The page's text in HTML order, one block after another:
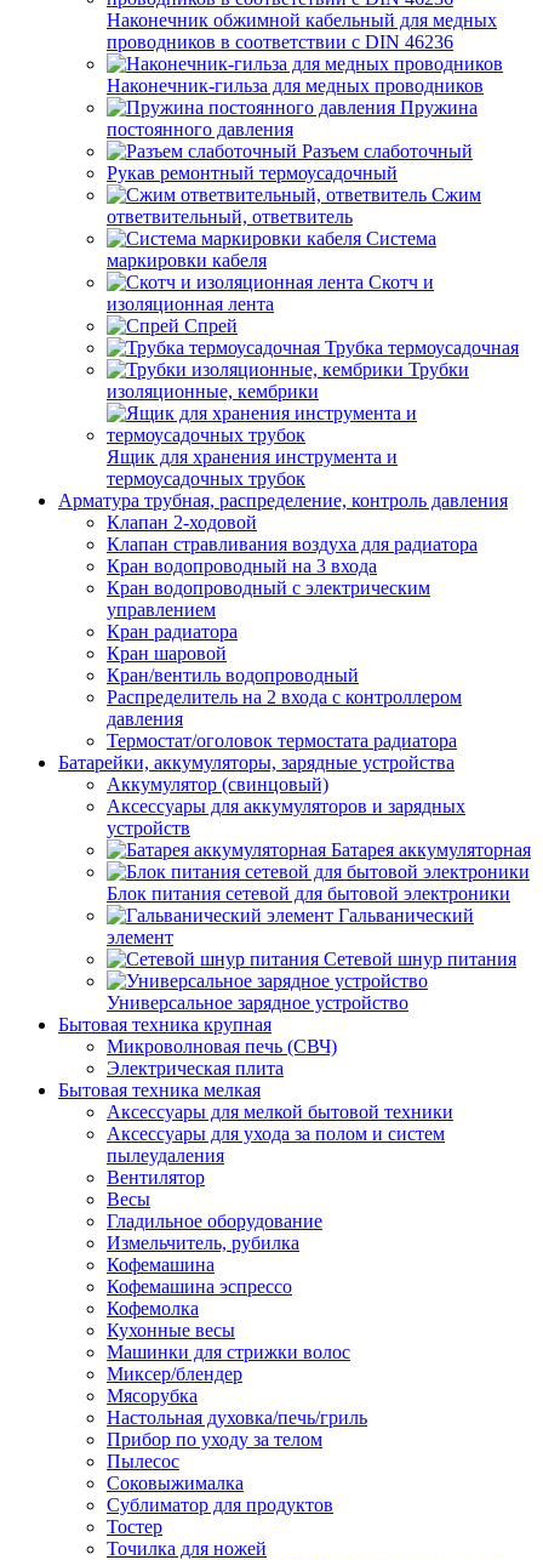
Наконечник обжимной кабельный для медных
проводников в соответствии с DIN 46236
Наконечник-гильза для медных проводников
Пружина
постоянного давления
Разъем слаботочный
Рукав ремонтный термоусадочный
Сжим
ответвительный, ответвитель
Система
маркировки кабеля
Скотч и
изоляционная лента
Спрей
Трубка термоусадочная
Трубки
изоляционные, кембрики
Ящик для хранения инструмента и
термоусадочных трубок
Арматура трубная, распределение, контроль давления
Клапан 2-ходовой
Клапан стравливания воздуха для радиатора
Кран водопроводный на 3 входа
Кран водопроводный с электрическим
управлением
Кран радиатора
Кран шаровой
Кран/вентиль водопроводный
Распределитель на 2 входа с контроллером
давления
Термостат/оголовок термостата радиатора
Батарейки, аккумуляторы, зарядные устройства
Аккумулятор (свинцовый)
Аксессуары для аккумуляторов и зарядных
устройств
Батарея аккумуляторная
Блок питания сетевой для бытовой электроники
Гальванический
элемент
Сетевой шнур питания
Универсальное зарядное устройство
Бытовая техника крупная
Микроволновая печь (СВЧ)
Электрическая плита
Бытовая техника мелкая
Аксессуары для мелкой бытовой техники
Аксессуары для ухода за полом и систем
пылеудаления
Вентилятор
Весы
Гладильное оборудование
Измельчитель, рубилка
Кофемашина
Кофемашина эспрессо
Кофемолка
Кухонные весы
Машинки для стрижки волос
Миксер/блендер
Мясорубка
Настольная духовка/печь/гриль
Прибор по уходу за телом
Пылесос
Соковыжималка
Сублиматор для продуктов
Тостер
Точилка для ножей